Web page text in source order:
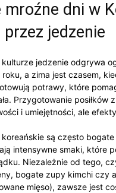
⁢mroźne dni w
jedzenie
kulturze⁤ jedzenie odgrywa
roku, a zima ⁣jest czasem,
potrawy, które
Przygotowanie posiłków‍
i umiejętności, ale
są​ często bogate‌
‌intensywne smaki, które
⁢Niezależnie⁣ od tego,‍
bogate zupy kimchi czy⁣
mięso), zawsze⁣ jest​